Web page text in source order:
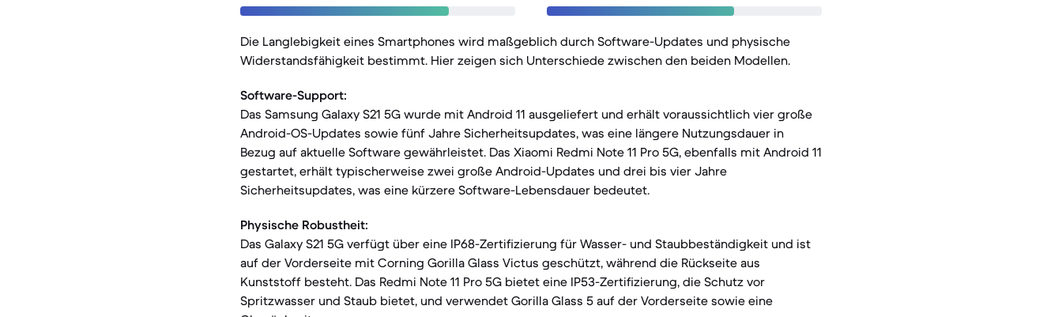
Die Langlebigkeit eines Smartphones wird maßgeblich durch Software-Updates und physische
Widerstandsfähigkeit bestimmt. Hier zeigen sich Unterschiede zwischen den beiden Modellen.
Software-Support:
Das Samsung Galaxy S21 5G wurde mit Android 11 ausgeliefert und erhält voraussichtlich vier große
Android-OS-Updates sowie fünf Jahre Sicherheitsupdates, was eine längere Nutzungsdauer in
Bezug auf aktuelle Software gewährleistet. Das Xiaomi Redmi Note 11 Pro 5G, ebenfalls mit Android 11
gestartet, erhält typischerweise zwei große Android-Updates und drei bis vier Jahre
Sicherheitsupdates, was eine kürzere Software-Lebensdauer bedeutet.
Physische Robustheit:
Das Galaxy S21 5G verfügt über eine IP68-Zertifizierung für Wasser- und Staubbeständigkeit und ist
auf der Vorderseite mit Corning Gorilla Glass Victus geschützt, während die Rückseite aus
Kunststoff besteht. Das Redmi Note 11 Pro 5G bietet eine IP53-Zertifizierung, die Schutz vor
Spritzwasser und Staub bietet, und verwendet Gorilla Glass 5 auf der Vorderseite sowie eine